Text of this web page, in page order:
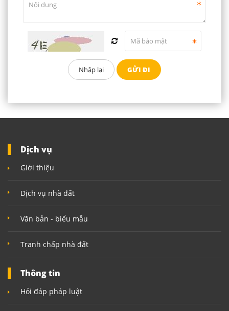
Dịch vụ
Giới thiệu
Dịch vụ nhà đất
Văn bản - biểu mẫu
Tranh chấp nhà đất
Thông tin
Hỏi đáp pháp luật